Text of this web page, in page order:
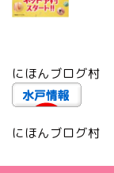
にほんブログ村
にほんブログ村